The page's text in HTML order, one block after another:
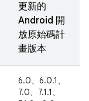
更新的
Android 開
放原始碼計
畫版本
6.0、6.0.1、
7.0、7.1.1、